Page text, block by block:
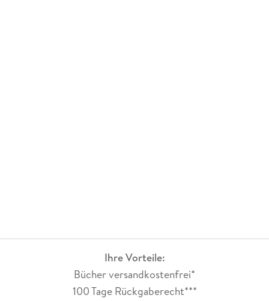
Ihre Vorteile:
Bücher versandkostenfrei*
100 Tage Rückgaberecht***